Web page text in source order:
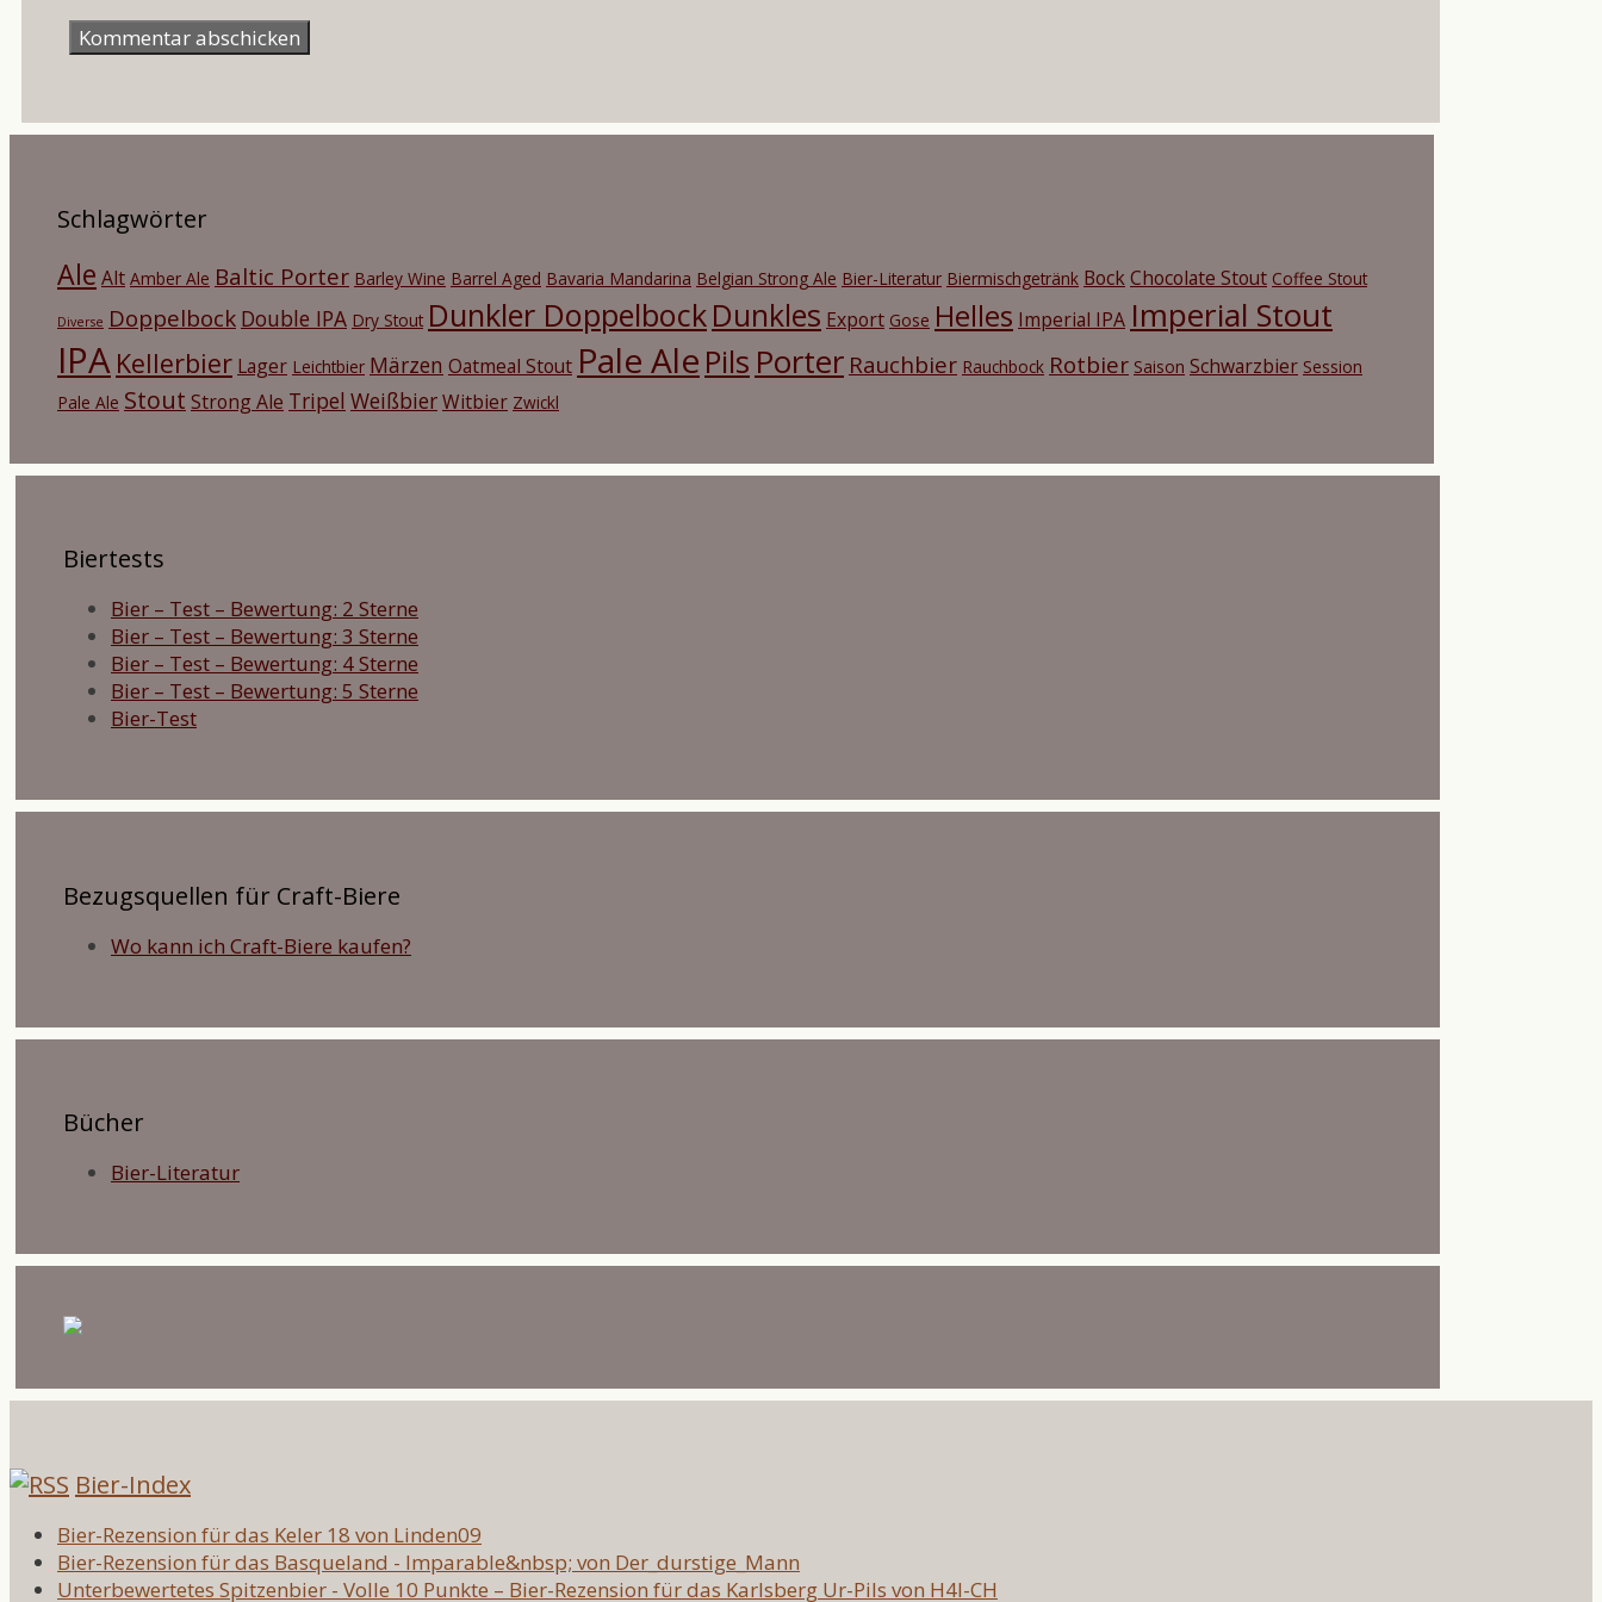
Mail-
Schlagwörter
Ale Alt Amber Ale Baltic Porter Barley Wine Barrel Aged Bavaria Mandarina Belgian Strong Ale Bier-Literatur Biermischgetränk BockChocolate Stout Coffee Stout
Diverse Doppelbock Double IPA Dry Stout Dunkler DoppelbockDunkles Export Gose Helles Imperial IPA Imperial Stout
IPA Kellerbier Lager Leichtbier Märzen Oatmeal Stout Pale Ale Pils Porter Rauchbier Rauchbock Rotbier Saison Schwarzbier Session
Pale Ale Stout Strong Ale Tripel WeißbierWitbier Zwickl
Biertests
Bier – Test – Bewertung: 2 Sterne
Bier – Test – Bewertung: 3 Sterne
Bier – Test – Bewertung: 4 Sterne
Bier – Test – Bewertung: 5 Sterne
Bier-Test
Bezugsquellen für Craft-Biere
Wo kann ich Craft-Biere kaufen?
Bücher
Bier-Literatur
Bier-Index
Bier-Rezension für das Keler 18 von Linden09
Bier-Rezension für das Basqueland - Imparable&nbsp; von Der_durstige_Mann
Unterbewertetes Spitzenbier - Volle 10 Punkte – Bier-Rezension für das Karlsberg Ur-Pils von H4l-CH